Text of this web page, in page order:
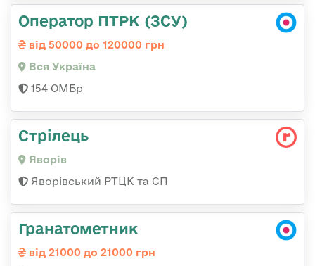
Оператор ПТРК (ЗСУ)
від 50000 до 120000 грн
Вся Україна
154 ОМБр
Стрілець
Яворів
Яворівський РТЦК та СП
Гранатометник
від 21000 до 21000 грн